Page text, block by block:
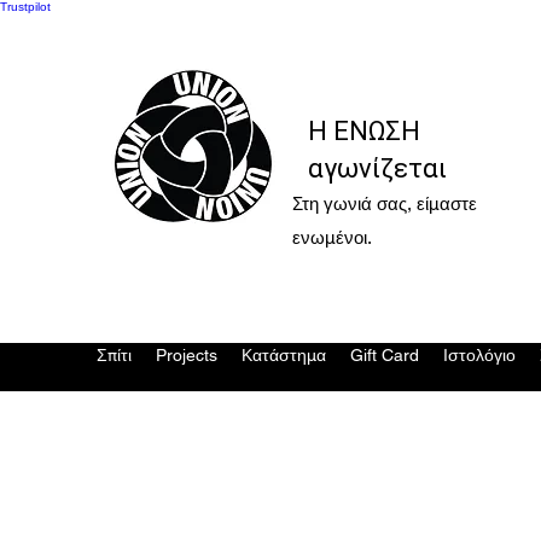
Trustpilot
Η ΕΝΩΣΗ
αγωνίζεται
Στη γωνιά σας, είμαστε
ενωμένοι.
Σπίτι Projects Κατάστημα Gift Card Ιστολόγιο